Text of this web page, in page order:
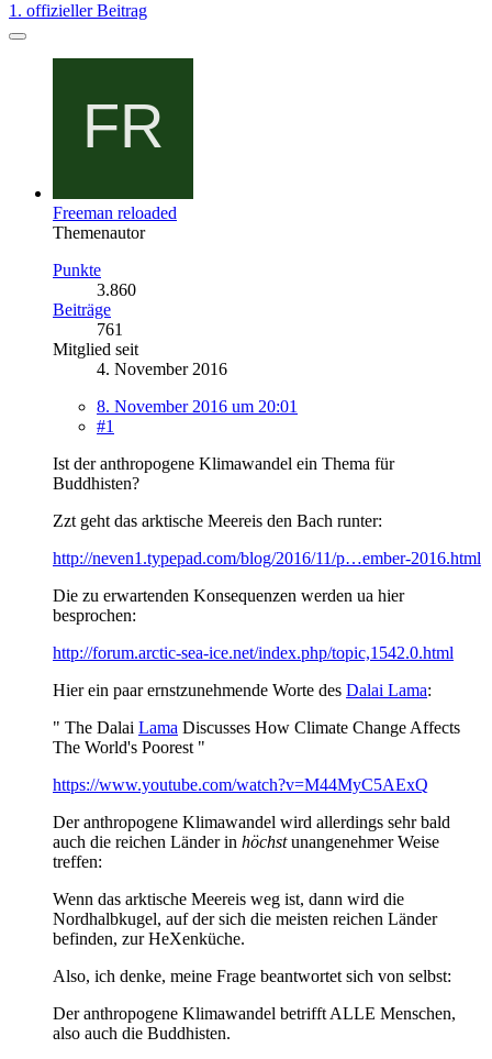
1. offizieller Beitrag
Freeman reloaded
Themenautor
Punkte
3.860
Beiträge
761
Mitglied seit
4. November 2016
8. November 2016 um 20:01
#1
Ist der anthropogene Klimawandel ein Thema für
Buddhisten?
Zzt geht das arktische Meereis den Bach runter:
http://neven1.typepad.com/blog/2016/11/p…ember-2016.html
Die zu erwartenden Konsequenzen werden ua hier
besprochen:
http://forum.arctic-sea-ice.net/index.php/topic,1542.0.html
Hier ein paar ernstzunehmende Worte des Dalai Lama:
" The Dalai Lama Discusses How Climate Change Affects
The World's Poorest "
https://www.youtube.com/watch?v=M44MyC5AExQ
Der anthropogene Klimawandel wird allerdings sehr bald
auch die reichen Länder in höchstunangenehmer Weise
treffen:
Wenn das arktische Meereis weg ist, dann wird die
Nordhalbkugel, auf der sich die meisten reichen Länder
befinden, zur HeXenküche.
Also, ich denke, meine Frage beantwortet sich von selbst:
Der anthropogene Klimawandel betrifft ALLE Menschen,
also auch die Buddhisten.